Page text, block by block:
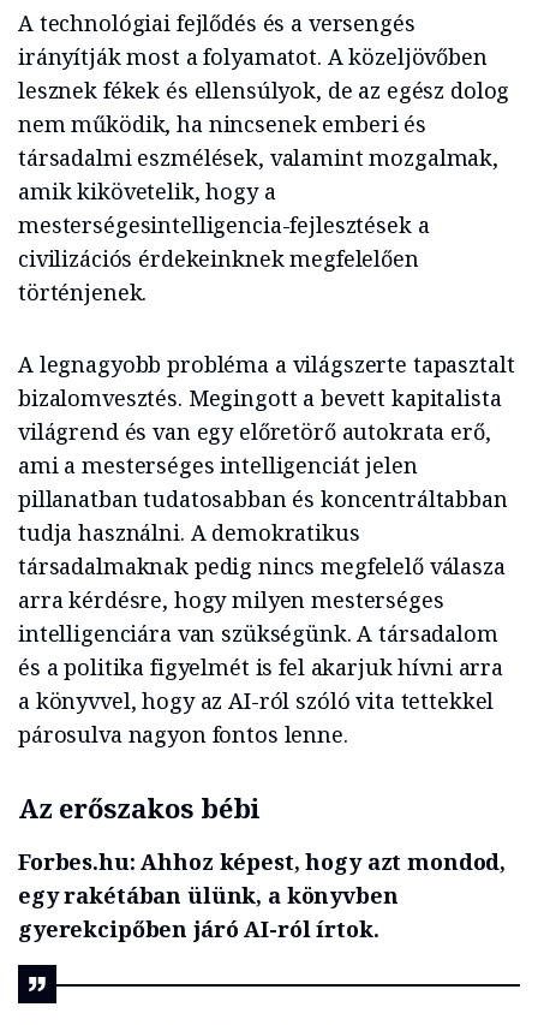
A technológiai fejlődés és a versengés
irányítják most a folyamatot. A közeljövőben
lesznek fékek és ellensúlyok, de az egész dolog
nem működik, ha nincsenek emberi és
társadalmi eszmélések, valamint mozgalmak,
amik kikövetelik, hogy a
mesterségesintelligencia-fejlesztések a
civilizációs érdekeinknek megfelelően
történjenek.
A legnagyobb probléma a világszerte tapasztalt
bizalomvesztés. Megingott a bevett kapitalista
világrend és van egy előretörőautokrata erő,
ami a mesterséges intelligenciát jelen
pillanatban tudatosabban és koncentráltabban
tudja használni. A demokratikus
társadalmaknak pedig nincs megfelelő válasza
arra kérdésre, hogy milyen mesterséges
intelligenciára van szükségünk. A társadalom
és a politika figyelmét is fel akarjuk hívni arra
a könyvvel, hogy az AI-ról szóló vita tettekkel
párosulva nagyon fontos lenne.
Az erőszakos bébi
Forbes.hu: Ahhoz képest, hogy azt mondod,
egy rakétában ülünk, a könyvben
gyerekcipőben járó AI-rólírtok.